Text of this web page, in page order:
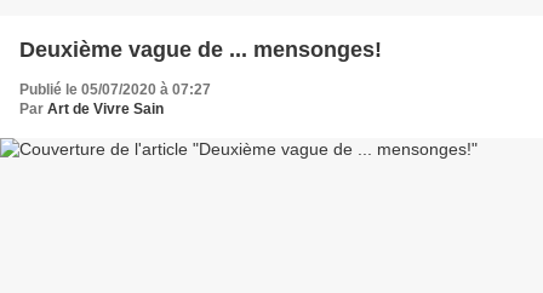
Deuxième vague de ... mensonges!
Publié le 05/07/2020 à 07:27
Par Art de Vivre Sain